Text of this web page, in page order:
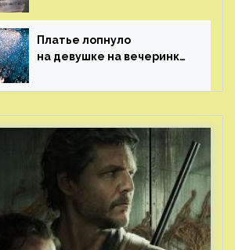
возрастом 400 лет
Платье лопнуло
на девушке на вечеринке